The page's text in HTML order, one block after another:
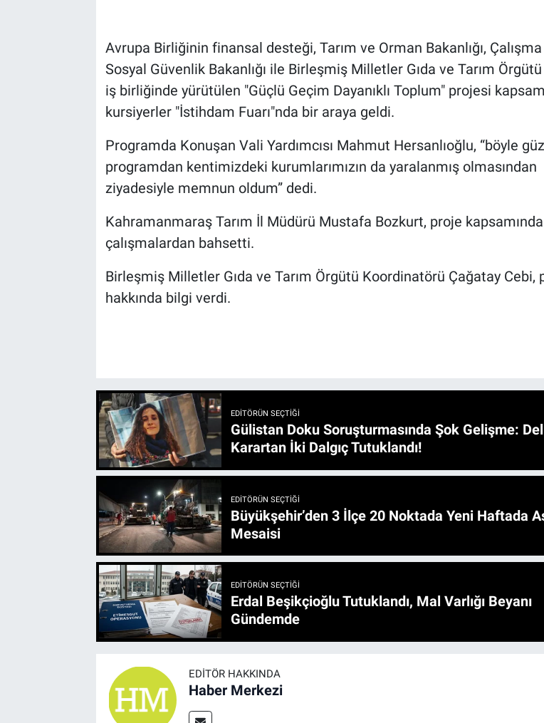
Avrupa Birliğinin finansal desteği, Tarım ve Orman Bakanlığı,
Sosyal Güvenlik Bakanlığı ile Birleşmiş Milletler Gıda ve Tarım Örgütü
iş birliğinde yürütülen "Güçlü Geçim Dayanıklı Toplum" projesi
kursiyerler "İstihdam Fuarı"nda bir araya geldi.
Programda Konuşan Vali Yardımcısı Mahmut Hersanlıoğlu, “böyle
programdan kentimizdeki kurumlarımızın da yaralanmış olmasından
ziyadesiyle memnun oldum” dedi.
Kahramanmaraş Tarım İl Müdürü Mustafa Bozkurt, proje kapsamında
çalışmalardan bahsetti.
Birleşmiş Milletler Gıda ve Tarım Örgütü Koordinatörü Çağatay Cebi,
hakkında bilgi verdi.
EDITÖRÜN SEÇTIĞI
Gülistan Doku Soruşturmasında Şok Gelişme:
Karartan İki Dalgıç Tutuklandı!
EDITÖRÜN SEÇTIĞI
Büyükşehir’den 3 İlçe 20 Noktada Yeni Haftada Asfalt
Mesaisi
EDITÖRÜN SEÇTIĞI
Erdal Beşikçioğlu Tutuklandı, Mal Varlığı Beyanı
Gündemde
EDITÖR HAKKINDA
Haber Merkezi